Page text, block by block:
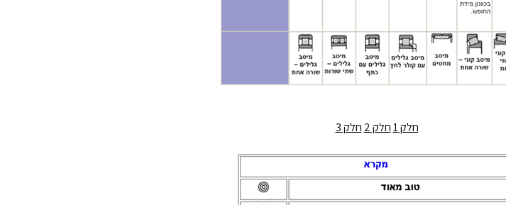
חלק 1 חלק 2 חלק 3